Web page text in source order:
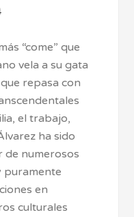
“come” que
vela a su gata
repasa con
el trabajo,
ha sido
de numerosos
puramente
en
culturales